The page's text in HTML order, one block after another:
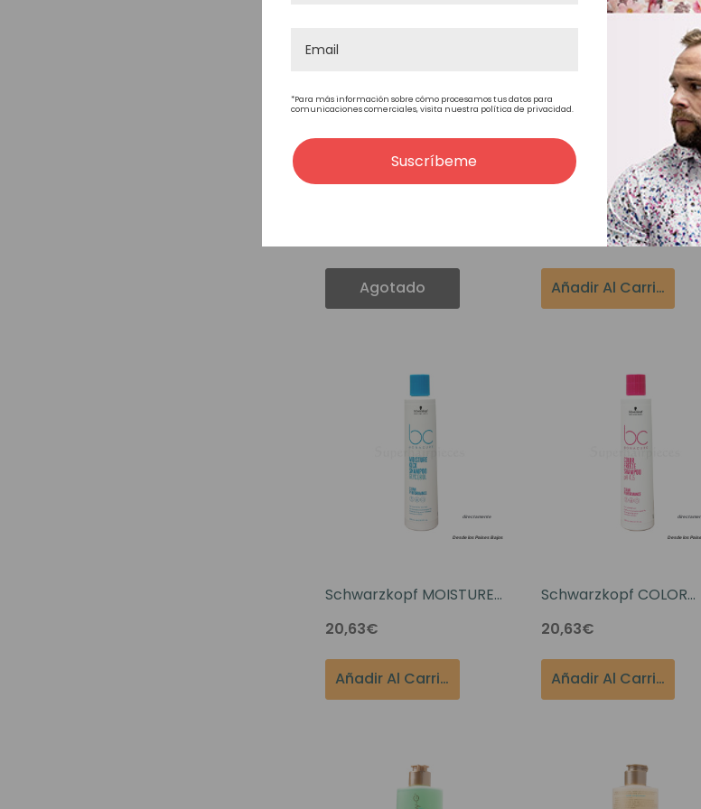
Agotado
Sunshine Hairpiece
Shampoo 8.4 Oz
Añadir Al Carrito
Schwarzkopf MOISTURE
KICK Shampoo 250ml
20,63€
Añadir Al Carrito
Schwarzkopf COLOR
FREEZE Shampoo 250ml
20,63€
Añadir Al Carrito
*Para más información sobre cómo procesamos tus datos para
comunicaciones comerciales, visita nuestra política de privacidad.
Suscríbeme